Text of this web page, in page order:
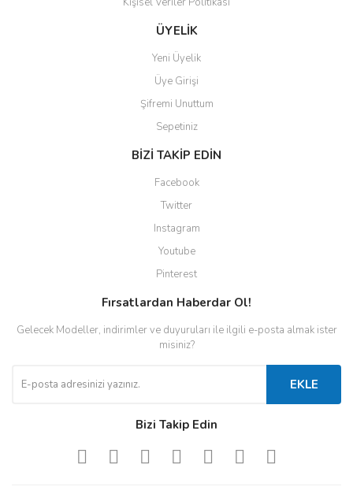
Gönder
ÜYELİK
Yeni Üyelik
Üye Girişi
Şifremi Unuttum
Sepetiniz
BİZİ TAKİP EDİN
Facebook
Twitter
Instagram
Youtube
Pinterest
Fırsatlardan Haberdar Ol!
Gelecek Modeller, indirimler ve duyuruları ile ilgili e-posta almak ister
misiniz?
EKLE
Bizi Takip Edin